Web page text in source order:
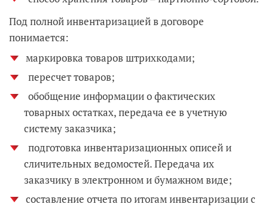
Под полной инвентаризацией в договоре
понимается:
маркировка товаров штрихкодами;
пересчет товаров;
обобщение информации о фактических
товарных остатках, передача ее в учетную
систему заказчика;
подготовка инвентаризационных описей и
сличительных ведомостей. Передача их
заказчику в электронном и бумажном виде;
составление отчета по итогам инвентаризации с